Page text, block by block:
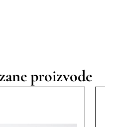
proizvode